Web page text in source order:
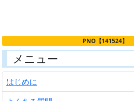
PNO【141524】
メニュー
はじめに